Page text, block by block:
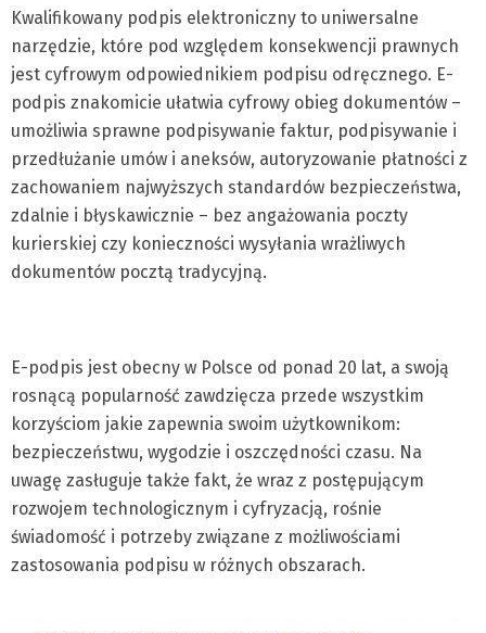
Kwalifikowany podpis elektroniczny to uniwersalne
narzędzie, które pod względem konsekwencji prawnych
jest cyfrowym odpowiednikiem podpisu odręcznego. E-
podpis znakomicie ułatwia cyfrowy obieg dokumentów –
umożliwia sprawne podpisywanie faktur, podpisywanie i
przedłużanie umów i aneksów, autoryzowanie płatności z
zachowaniem najwyższych standardów bezpieczeństwa,
zdalnie i błyskawicznie – bez angażowania poczty
kurierskiej czy konieczności wysyłania wrażliwych
dokumentów pocztą tradycyjną.
E-podpis jest obecny w Polsce od ponad 20 lat, a swoją
rosnącą popularność zawdzięcza przede wszystkim
korzyściom jakie zapewnia swoim użytkownikom:
bezpieczeństwu, wygodzie i oszczędności czasu. Na
uwagę zasługuje także fakt, że wraz z postępującym
rozwojem technologicznym i cyfryzacją, rośnie
świadomość i potrzeby związane z możliwościami
zastosowania podpisu w różnych obszarach.